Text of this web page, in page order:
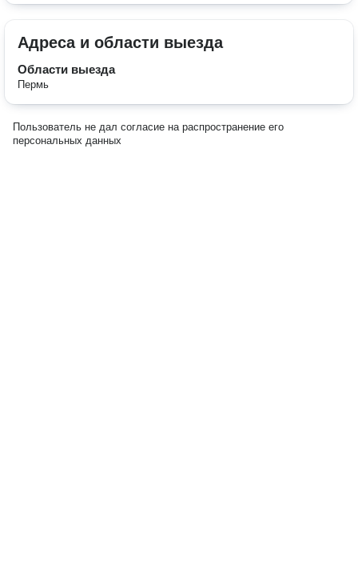
Адреса и области выезда
Области выезда
Пермь
Пользователь не дал согласие на распространение его
персональных данных